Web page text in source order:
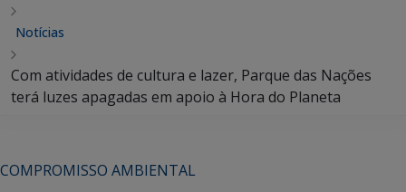
Notícias
Com atividades de cultura e lazer, Parque das Nações
terá luzes apagadas em apoio à Hora do Planeta
COMPROMISSO AMBIENTAL